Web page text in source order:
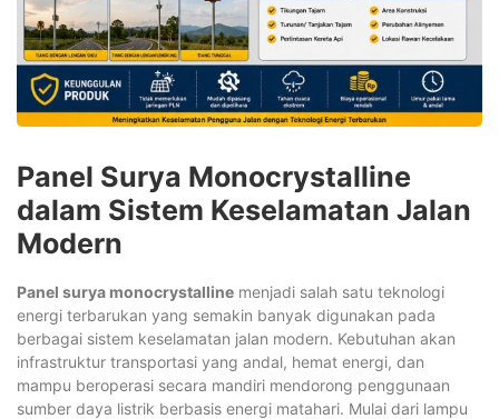
Panel Surya Monocrystalline
dalam Sistem Keselamatan Jalan
Modern
Panel surya monocrystalline menjadi salah satu teknologi
energi terbarukan yang semakin banyak digunakan pada
berbagai sistem keselamatan jalan modern. Kebutuhan akan
infrastruktur transportasi yang andal, hemat energi, dan
mampu beroperasi secara mandiri mendorong penggunaan
sumber daya listrik berbasis energi matahari. Mulai dari lampu